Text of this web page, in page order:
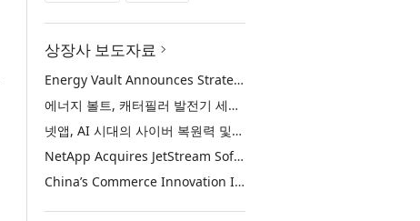
상장사 보도자료
Energy Vault Announces Strategic Agreement to Deploy 1.25 GW of Integrated Power Infrastructure for Hyperscaler AI Data Center with Leading Power Generation EPC Deploying Caterpillar Gensets
에너지 볼트, 캐터필러 발전기 세트 배치 중인 선도적인 발전 EPC를 통해 하이퍼스케일러 AI 데이터센터를 위한 1.25 GW 통합 전력 인프라 구축을 위한 전략적 계약 체결
넷앱, AI 시대의 사이버 복원력 및 데이터 보호 강화를 위해 젯스트림 소프트웨어 인수
NetApp Acquires JetStream Software to Advance Cyber Resilience and Data Protection for the AI Era
China’s Commerce Innovation Is Reshaping Global Retail